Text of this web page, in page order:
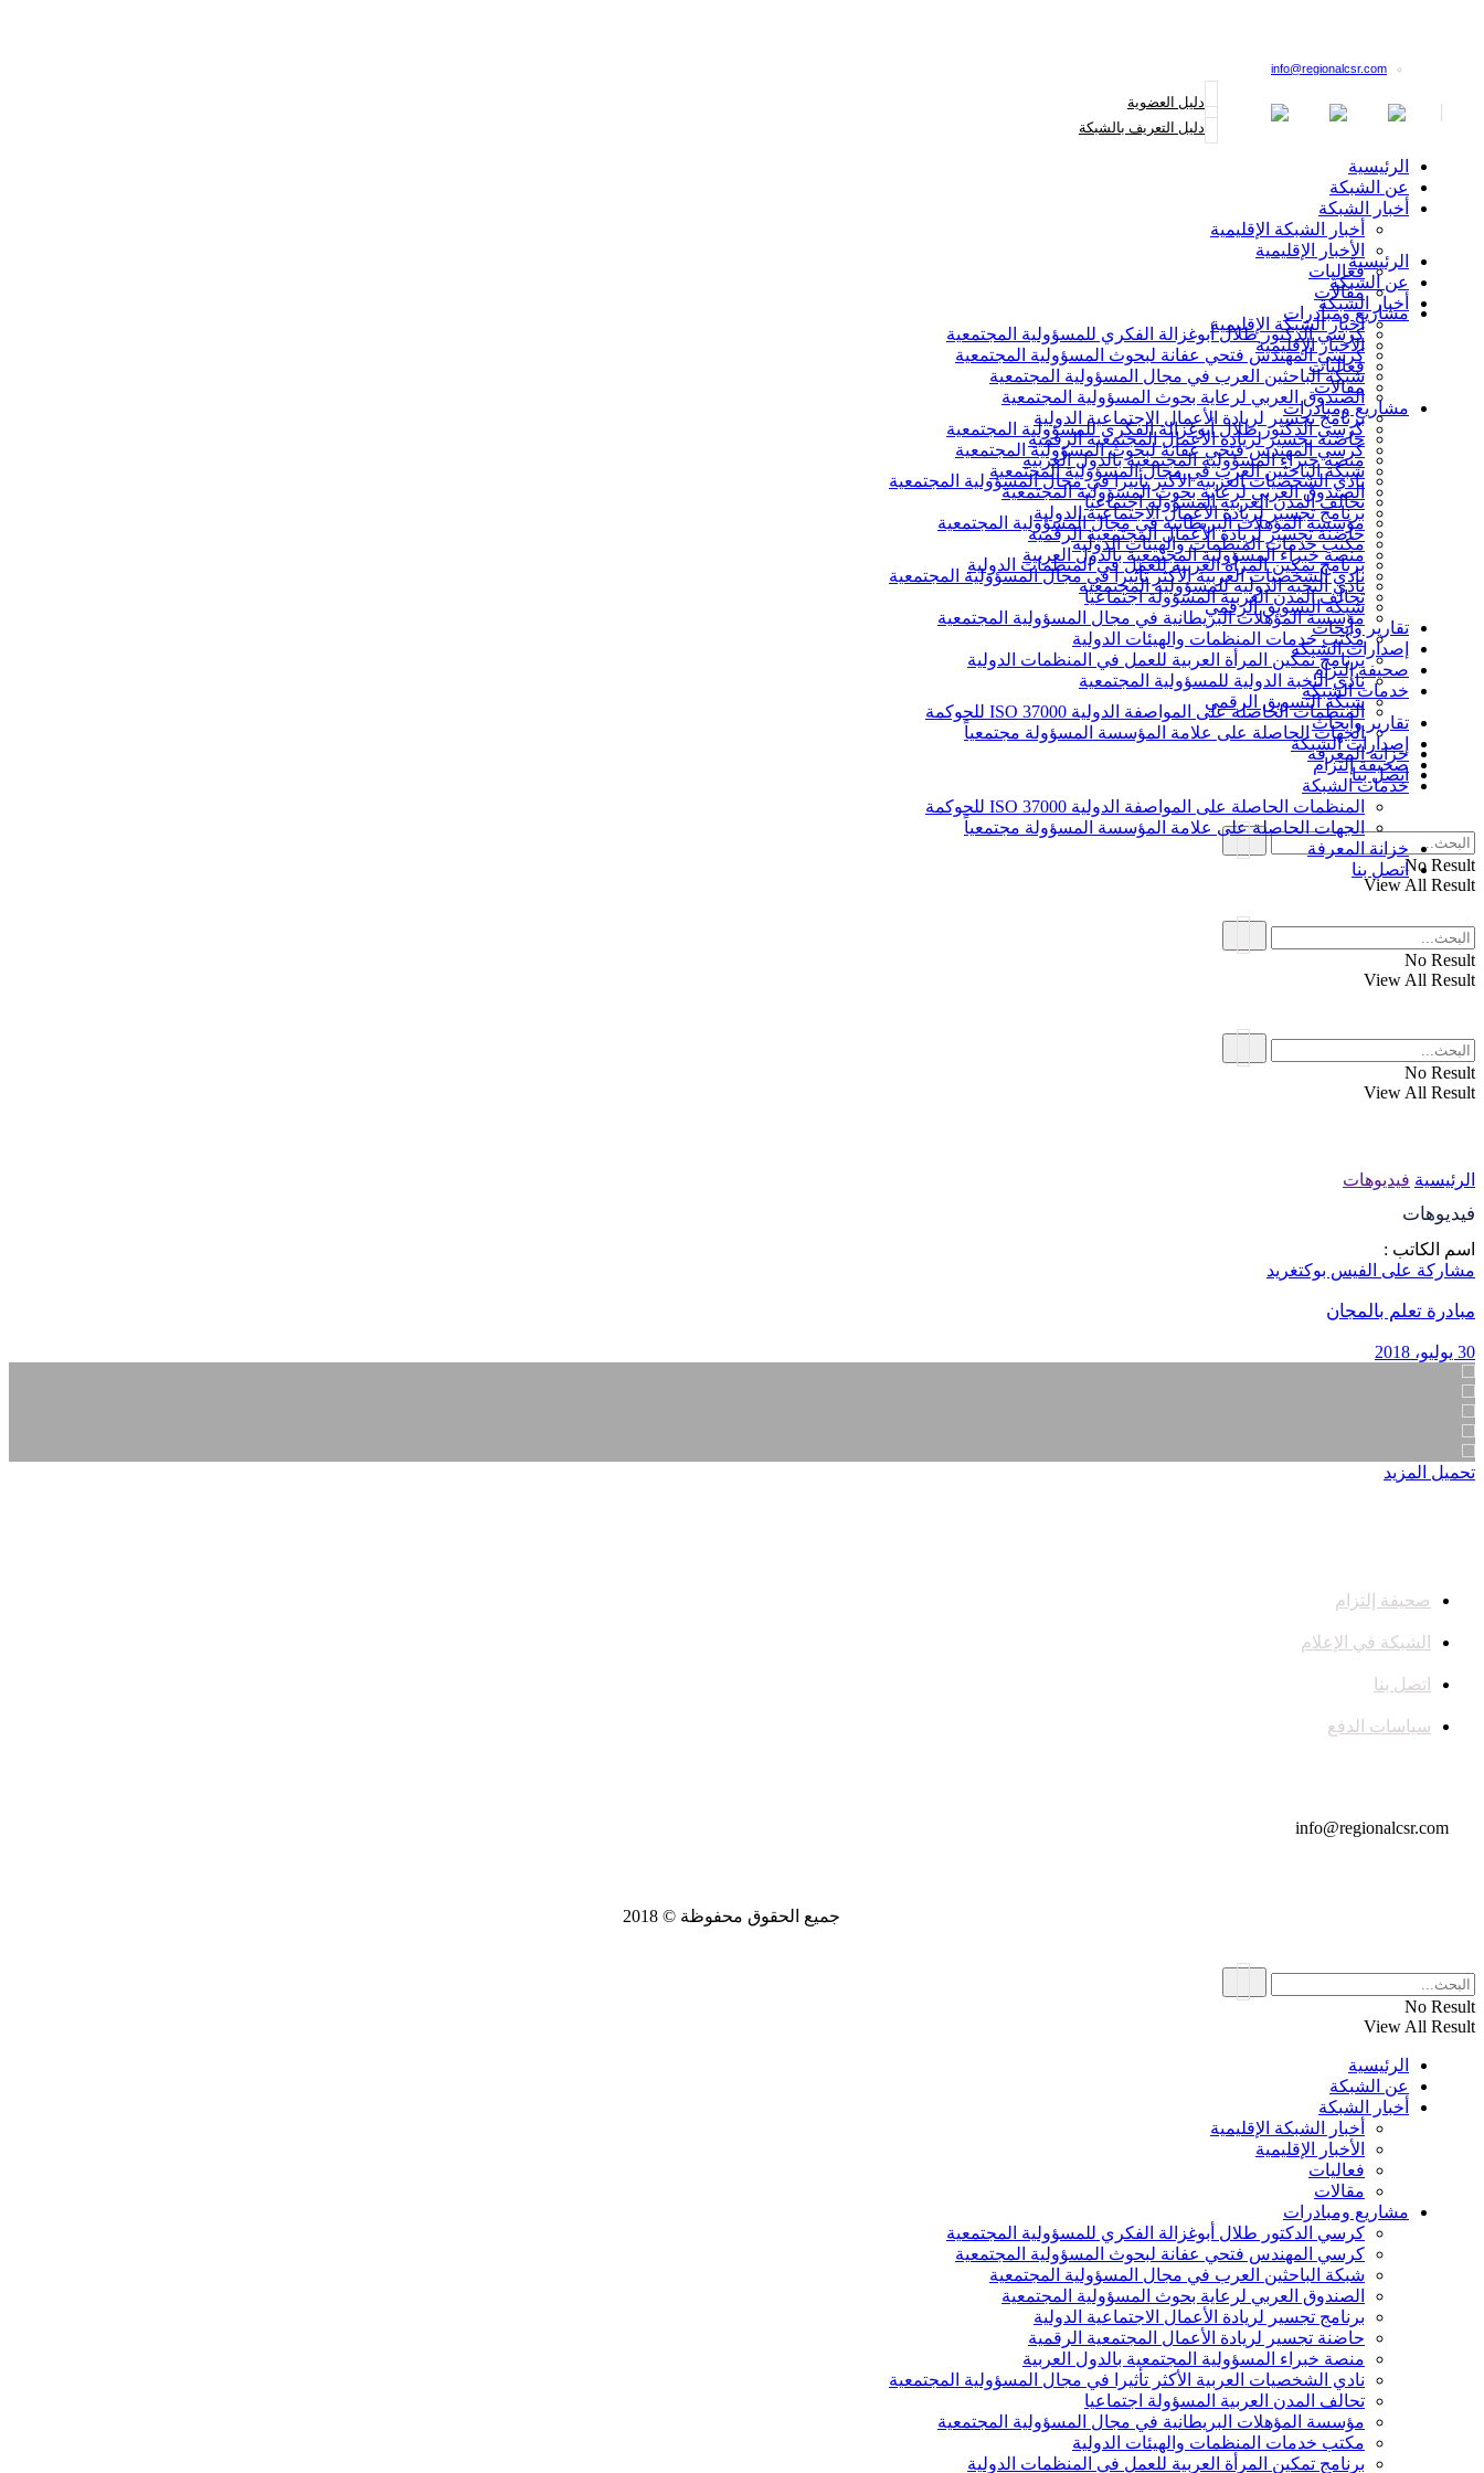
info@regionalcsr.com
دليل العضوية
دليل التعريف بالشبكة
الرئيسية
عن الشبكة
أخبار الشبكة
أخبار الشبكة الإقليمية
الأخبار الإقليمية
فعاليات
مقالات
مشاريع ومبادرات
كرسي الدكتور طلال أبوغزالة الفكري للمسؤولية المجتمعية
كرسي المهندس فتحي عفانة لبحوث المسؤولية المجتمعية
شبكة الباحثين العرب في مجال المسؤولية المجتمعية
الصندوق العربي لرعاية بحوث المسؤولية المجتمعية
برنامج تجسير لريادة الأعمال الاجتماعية الدولية
حاضنة تجسير لريادة الأعمال المجتمعية الرقمية
منصة خبراء المسؤولية المجتمعية بالدول العربية
نادي الشخصيات العربية الأكثر تأثيرا في مجال المسؤولية المجتمعية
تحالف المدن العربية المسؤولة اجتماعيا
مؤسسة المؤهلات البريطانية في مجال المسؤولية المجتمعية
مكتب خدمات المنظمات والهيئات الدولية
برنامج تمكين المرأة العربية للعمل في المنظمات الدولية
نادي النخبة الدولية للمسؤولية المجتمعية
شبكة التسويق الرقمي
تقارير وأبحاث
إصدارات الشبكة
صحيفة إلتزام
خدمات الشبكة
المنظمات الحاصلة على المواصفة الدولية ISO 37000 للحوكمة
الجهات الحاصلة على علامة المؤسسة المسؤولة مجتمعياً
خزانة المعرفة
اتصل بنا
No Result
View All Result
الرئيسية
عن الشبكة
أخبار الشبكة
أخبار الشبكة الإقليمية
الأخبار الإقليمية
فعاليات
مقالات
مشاريع ومبادرات
كرسي الدكتور طلال أبوغزالة الفكري للمسؤولية المجتمعية
كرسي المهندس فتحي عفانة لبحوث المسؤولية المجتمعية
شبكة الباحثين العرب في مجال المسؤولية المجتمعية
الصندوق العربي لرعاية بحوث المسؤولية المجتمعية
برنامج تجسير لريادة الأعمال الاجتماعية الدولية
حاضنة تجسير لريادة الأعمال المجتمعية الرقمية
منصة خبراء المسؤولية المجتمعية بالدول العربية
نادي الشخصيات العربية الأكثر تأثيرا في مجال المسؤولية المجتمعية
تحالف المدن العربية المسؤولة اجتماعيا
مؤسسة المؤهلات البريطانية في مجال المسؤولية المجتمعية
مكتب خدمات المنظمات والهيئات الدولية
برنامج تمكين المرأة العربية للعمل في المنظمات الدولية
نادي النخبة الدولية للمسؤولية المجتمعية
شبكة التسويق الرقمي
تقارير وأبحاث
إصدارات الشبكة
صحيفة إلتزام
خدمات الشبكة
المنظمات الحاصلة على المواصفة الدولية ISO 37000 للحوكمة
الجهات الحاصلة على علامة المؤسسة المسؤولة مجتمعياً
خزانة المعرفة
اتصل بنا
No Result
View All Result
No Result
View All Result
الرئيسية فيديوهات
فيديوهات
اسم الكاتب :
مشاركة على الفيس بوكتغريد
مبادرة تعلم بالمجان
30 يوليو، 2018
تحميل المزيد
صحيفة إلتزام
الشبكة في الإعلام
اتصل بنا
سياسات الدفع
جميع الحقوق محفوظة © 2018
No Result
View All Result
الرئيسية
عن الشبكة
أخبار الشبكة
أخبار الشبكة الإقليمية
الأخبار الإقليمية
فعاليات
مقالات
مشاريع ومبادرات
كرسي الدكتور طلال أبوغزالة الفكري للمسؤولية المجتمعية
كرسي المهندس فتحي عفانة لبحوث المسؤولية المجتمعية
شبكة الباحثين العرب في مجال المسؤولية المجتمعية
الصندوق العربي لرعاية بحوث المسؤولية المجتمعية
برنامج تجسير لريادة الأعمال الاجتماعية الدولية
حاضنة تجسير لريادة الأعمال المجتمعية الرقمية
منصة خبراء المسؤولية المجتمعية بالدول العربية
نادي الشخصيات العربية الأكثر تأثيرا في مجال المسؤولية المجتمعية
تحالف المدن العربية المسؤولة اجتماعيا
مؤسسة المؤهلات البريطانية في مجال المسؤولية المجتمعية
مكتب خدمات المنظمات والهيئات الدولية
برنامج تمكين المرأة العربية للعمل في المنظمات الدولية